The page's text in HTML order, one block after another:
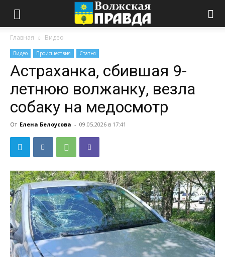
Главная Видео
Видео Происшествия Статья
Астраханка, сбившая 9-
летнюю волжанку, везла
собаку на медосмотр
От Елена Белоусова - 09.05.2026 в 17:41